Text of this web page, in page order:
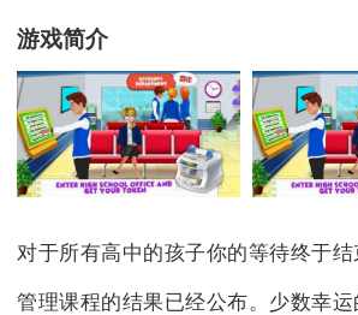
游戏简介
对于所有高中的孩子你的等待终于
管理课程的结果已经公布。少数幸